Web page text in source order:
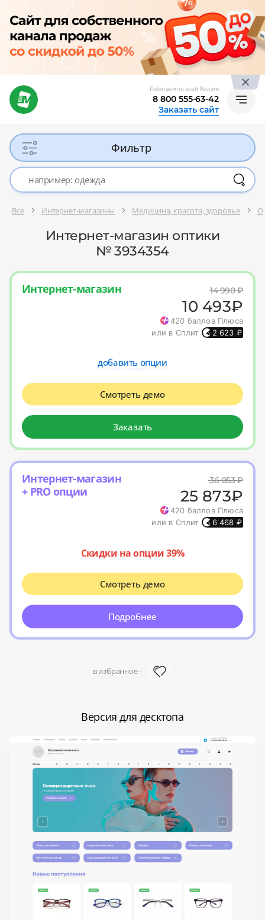
Работаем по всей России
8 800 555-63-42
Заказать сайт
Фильтр
Все Интернет-магазины Медицина, красота, здоровье
Интернет-магазин оптики
№ 3934354
в избранное -
Интернет-магазин 14 990₽
10 493₽
420 баллов Плюса
или в Сплит
2 623 ₽
добавить опции
Смотреть демо
Заказать
Интернет-магазин
+ PRO опции
36 053₽
25 873₽
420 баллов Плюса
или в Сплит
6 468 ₽
Скидки на опции 39%
Смотреть демо
Подробнее
Версия для десктопа